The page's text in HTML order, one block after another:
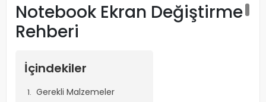
Notebook Ekran Değiştirme
Rehberi
İçindekiler
Gerekli Malzemeler